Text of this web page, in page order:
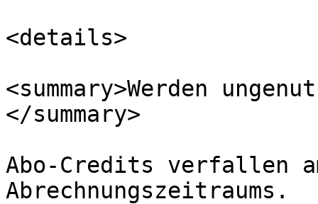
<details>
<summary>Werden
</summary>
Abo-Credits verfallen
Abrechnungszeitraums.